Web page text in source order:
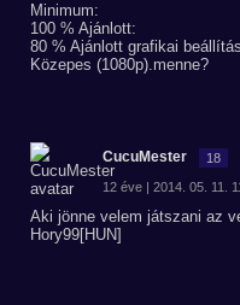
Minimum:
100 % Ajánlott:
80 % Ajánlott grafikai
Közepes (1080p).menne?
CucuMester 18
12 éve | 2014. 05. 11.
Aki jönne velem játszani az
Hory99[HUN]